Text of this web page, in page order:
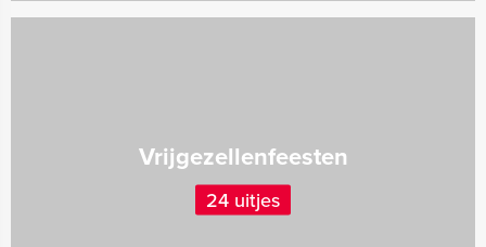
Vrijgezellenfeesten
24 uitjes